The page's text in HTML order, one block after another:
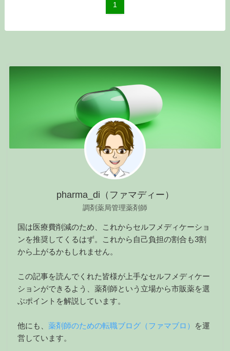
1
pharma_di（ファマディー）
調剤薬局管理薬剤師
国は医療費削減のため、これからセルフメディケーショ
ンを推奨してくるはず。これから自己負担の割合も3割
から上がるかもしれません。
この記事を読んでくれた皆様が上手なセルフメディケー
ションができるよう、薬剤師という立場から市販薬を選
ぶポイントを解説しています。
他にも、 薬剤師のための転職ブログ（ファマブロ）
を運
営しています。